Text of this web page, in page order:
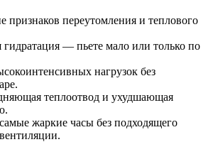
признаков переутомления и теплового
гидратация — пьете мало или только по
нагрузок без
теплоотвод и ухудшающая
жаркие часы без подходящего